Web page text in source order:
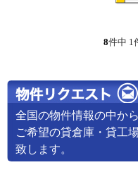
全国の物件情報の中か
ご希望の貸倉庫・貸工
致します。
8件中 1